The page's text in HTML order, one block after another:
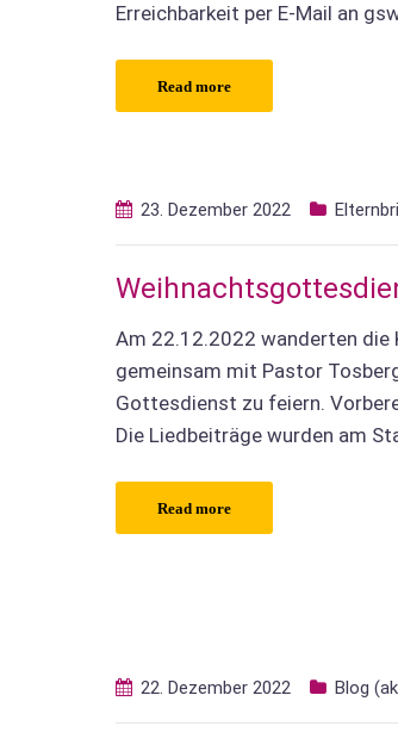
Erreichbarkeit per E-Mail an
Read more
23. Dezember 2022
Am 22.12.2022 wanderten die
gemeinsam mit Pastor
Gottesdienst zu feiern.
Die Liedbeiträge wurden am
Read more
22. Dezember 2022 Blog